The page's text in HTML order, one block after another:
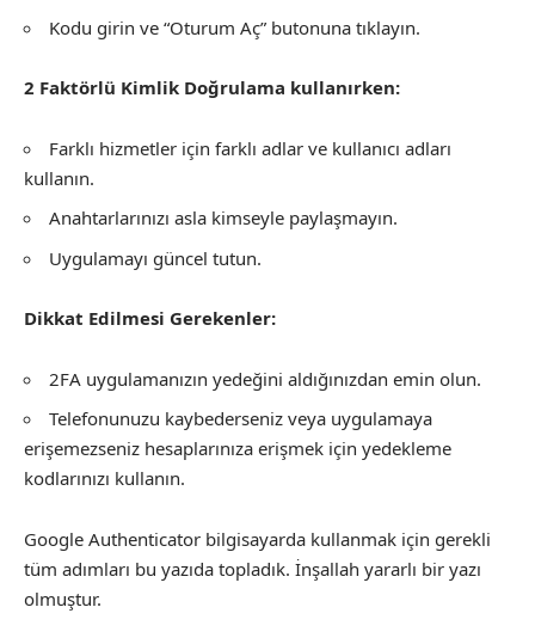
Kodu girin ve “Oturum Aç” butonuna tıklayın.
2 Faktörlü Kimlik Doğrulama kullanırken:
Farklı hizmetler için farklı adlar ve kullanıcı adları
kullanın.
Anahtarlarınızı asla kimseyle paylaşmayın.
Uygulamayı güncel tutun.
Dikkat Edilmesi Gerekenler:
2FA uygulamanızın yedeğini aldığınızdan emin olun.
Telefonunuzu kaybederseniz veya uygulamaya
erişemezseniz hesaplarınıza erişmek için yedekleme
kodlarınızı kullanın.
Google Authenticator bilgisayarda kullanmak için gerekli
tüm adımları bu yazıda topladık. İnşallah yararlı bir yazı
olmuştur.